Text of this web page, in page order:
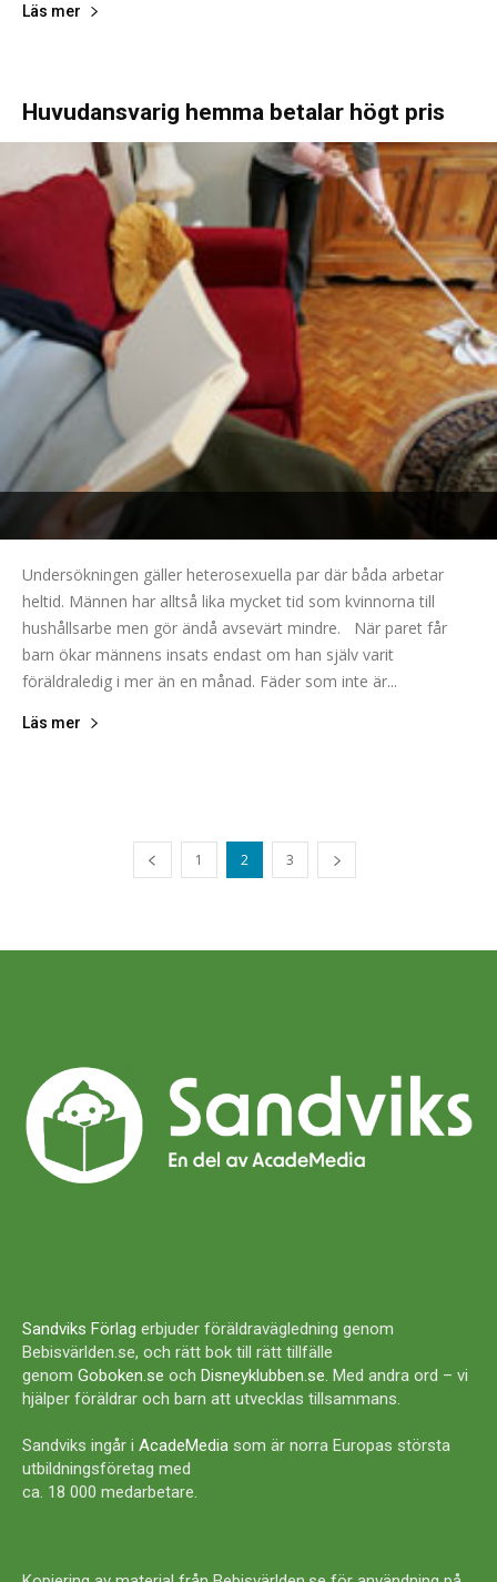
Läs mer
Huvudansvarig hemma betalar högt pris
Undersökningen gäller heterosexuella par där båda arbetar
heltid. Männen har alltså lika mycket tid som kvinnorna till
hushållsarbe men gör ändå avsevärt mindre. När paret får
barn ökar männens insats endast om han själv varit
föräldraledig i mer än en månad. Fäder som inte är...
Läs mer
1 2 3
Sandviks Förlag erbjuder föräldravägledning genom
Bebisvärlden.se, och rätt bok till rätt tillfälle
genom Goboken.se och Disneyklubben.se. Med andra ord – vi
hjälper föräldrar och barn att utvecklas tillsammans.
Sandviks ingår i AcadeMedia som är norra Europas största
utbildningsföretag med
ca. 18 000 medarbetare.